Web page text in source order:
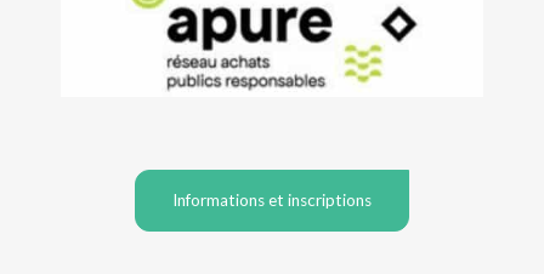
Informations et inscriptions